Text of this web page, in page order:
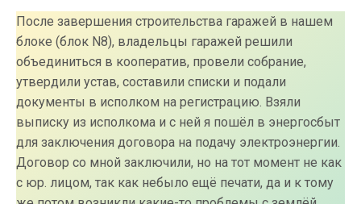
После завершения строительства гаражей в нашем
блоке (блок N8), владельцы гаражей решили
объединиться в кооператив, провели собрание,
утвердили устав, составили списки и подали
документы в исполком на регистрацию. Взяли
выписку из исполкома и с ней я пошёл в энергосбыт
для заключения договора на подачу электроэнергии.
Договор со мной заключили, но на тот момент не как
с юр. лицом, так как небыло ещё печати, да и к тому